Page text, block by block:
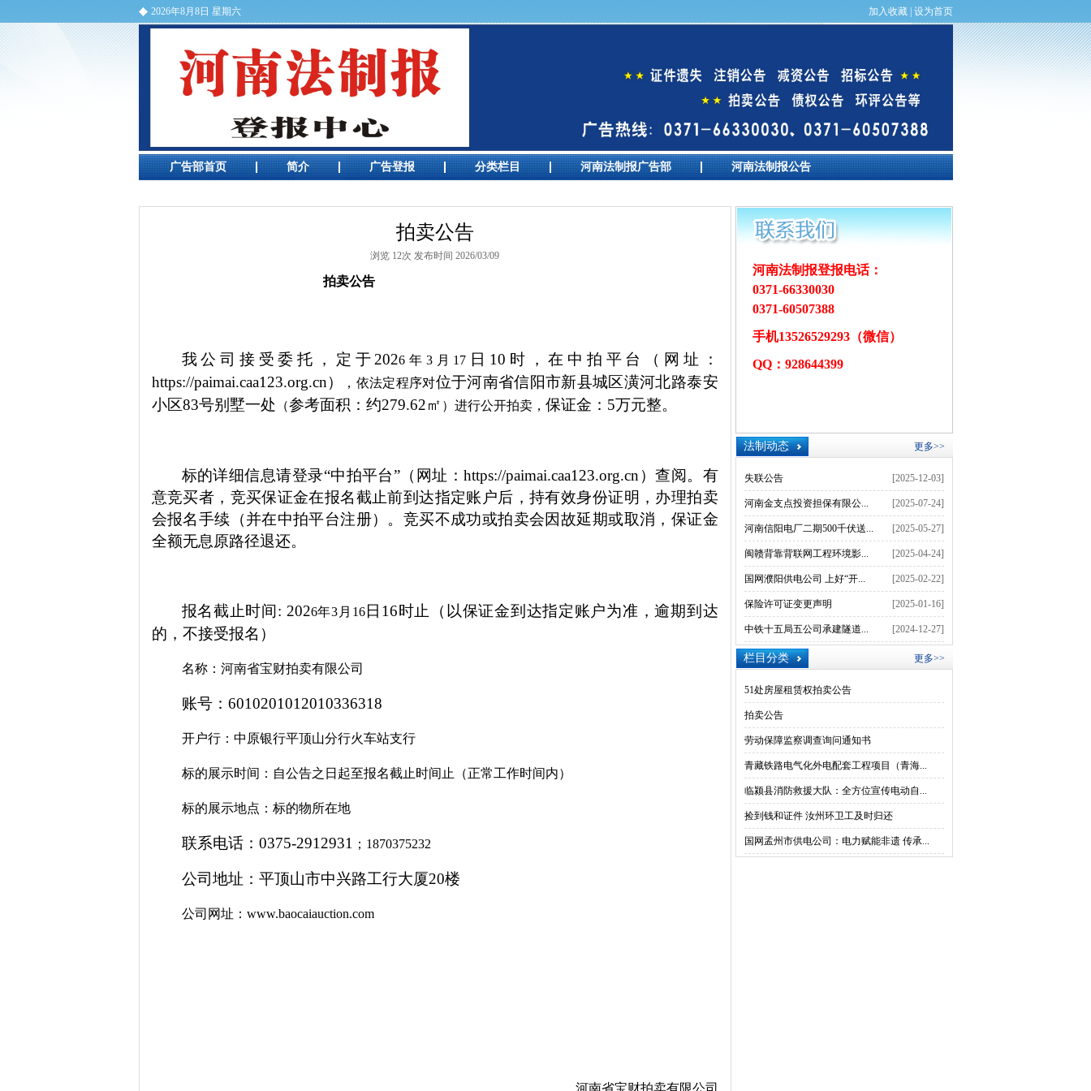
2026年8月8日 星期六 加入收藏| 设为首页
河南法制报电话
广告部首页 简介 广告登报 分类栏目 河南法制报广告部 河南法制报公告
拍卖公告
浏览 12次 发布时间 2026/03/09
拍卖公告
我公司接受委托，定于 2026 年 3月 17 日 10时，在 中拍平台（网址：
https://paimai.caa123.org.cn）
，依法定程序对位于河南省信阳市新县城区潢河北路泰安
小区83号别墅一处 （参考面积：约279.62㎡ ） 进行公开拍卖， 保证金： 5万元整。
标的详细信息请登录“中拍平台”（网址：https://paimai.caa123.org.cn）查阅。有
意竞买者，竞买保证金在报名截止前到达指定账户后，持有效身份证明，办理拍卖
会报名手续（并在中拍平台注册）。竞买不成功或拍卖会因故延期或取消，保证金
全额无息原路径退还。
报名截止时间 : 2026年3 月 16日 16时止（以保证金到达指定账户为准，逾期到达
的，不接受报名）
名称：河南省宝财拍卖有限公司
账号： 6010201012010336318
开户行：中原银行平顶山分行火车站支行
标的展示时间：自公告之日起至报名截止时间 止 （正常工作时间内）
标的展示地点：标的物所在地
联系电话： 0375-2912931 ； 1870375232
公司地址：平顶山市中兴路工行大厦20楼
公司网址： www.baocaiauction.com
河南省宝财拍卖有限公司
河南法制报登报电话：
0371-66330030
0371-60507388
手机13526529293（微信）
QQ：928644399
法制动态 更多>>
[2025-12-03]
失联公告
[2025-07-24]
河南金支点投资担保有限公...
[2025-05-27]
河南信阳电厂二期500千伏送...
[2025-04-24]
闽赣背靠背联网工程环境影...
[2025-02-22]
国网濮阳供电公司 上好“开...
[2025-01-16]
保险许可证变更声明
[2024-12-27]
中铁十五局五公司承建隧道...
栏目分类 更多>>
51处房屋租赁权拍卖公告
拍卖公告
劳动保障监察调查询问通知书
青藏铁路电气化外电配套工程项目（青海...
临颍县消防救援大队：全方位宣传电动自...
捡到钱和证件 汝州环卫工及时归还
国网孟州市供电公司：电力赋能非遗 传承...